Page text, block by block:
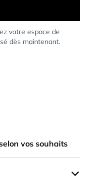
votre espace de
dès maintenant.
vos souhaits